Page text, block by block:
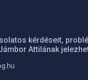
kérdéseit,
Attilának